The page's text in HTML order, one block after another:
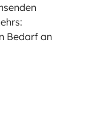
Bedarf an